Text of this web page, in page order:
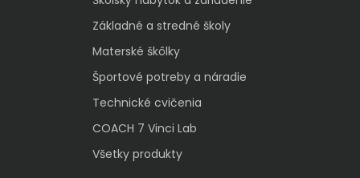
Základné a stredné školy
Materské škôlky
Športové potreby a náradie
Technické cvičenia
COACH 7 Vinci Lab
Všetky produkty